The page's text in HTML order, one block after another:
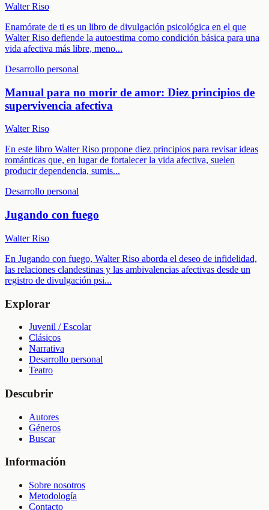
Walter Riso
Enamórate de ti es un libro de divulgación psicológica en el que
Walter Riso defiende la autoestima como condición básica para una
vida afectiva más libre, meno...
Desarrollo personal
Manual para no morir de amor: Diez principios de
supervivencia afectiva
Walter Riso
En este libro Walter Riso propone diez principios para revisar ideas
románticas que, en lugar de fortalecer la vida afectiva, suelen
producir dependencia, sumis...
Desarrollo personal
Jugando con fuego
Walter Riso
En Jugando con fuego, Walter Riso aborda el deseo de infidelidad,
las relaciones clandestinas y las ambivalencias afectivas desde un
registro de divulgación psi...
Explorar
Juvenil / Escolar
Clásicos
Narrativa
Desarrollo personal
Teatro
Descubrir
Autores
Géneros
Buscar
Información
Sobre nosotros
Metodología
Contacto